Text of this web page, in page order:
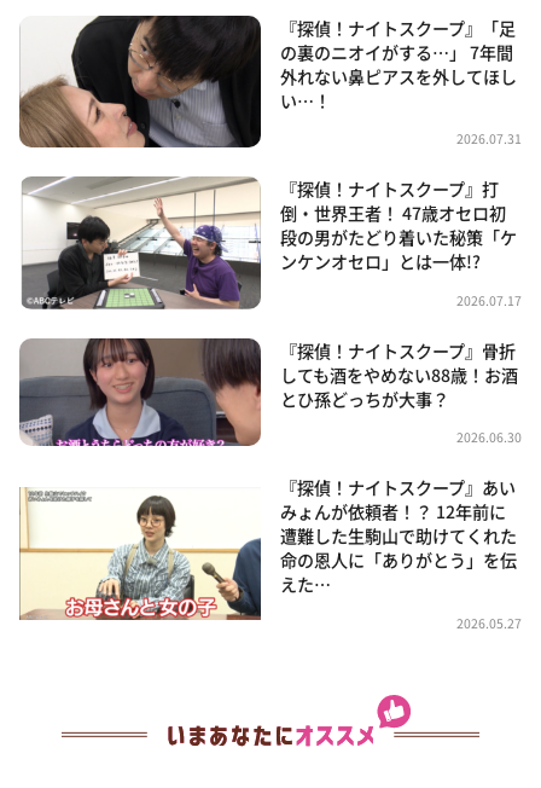
『探偵！ナイトスクープ』「足
の裏のニオイがする…」 7年間
外れない鼻ピアスを外してほし
い…！
2026.07.31
『探偵！ナイトスクープ』打
倒・世界王者！ 47歳オセロ初
段の男がたどり着いた秘策「ケ
ンケンオセロ」とは一体!?
2026.07.17
『探偵！ナイトスクープ』骨折
しても酒をやめない88歳！お酒
とひ孫どっちが大事？
2026.06.30
『探偵！ナイトスクープ』あい
みょんが依頼者！？ 12年前に
遭難した生駒山で助けてくれた
命の恩人に「ありがとう」を伝
えた…
2026.05.27